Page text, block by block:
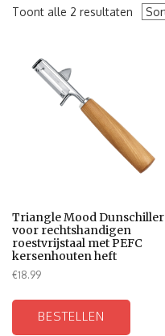
Toont alle 2 resultaten
Triangle Mood Dunschiller
voor rechtshandigen
roestvrijstaal met PEFC
kersenhouten heft
€18.99
BESTELLEN